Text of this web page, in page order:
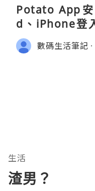
Potato App
d、iPhone登
整指南
數碼生活筆記
生活
渣男？